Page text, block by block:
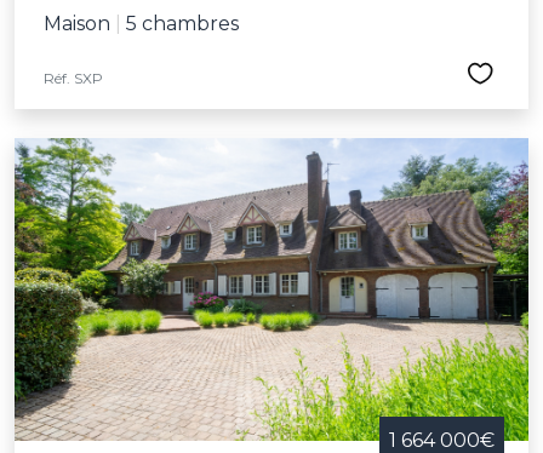
Maison 5 chambres
Réf. SXP
1 664 000€